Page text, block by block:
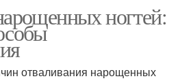
ногтей:
отваливания нарощенных